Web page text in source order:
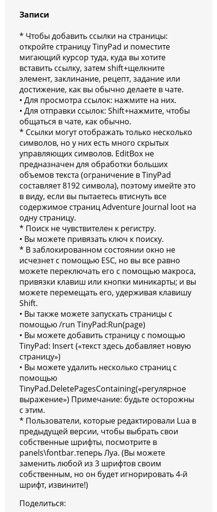
Записи
* Чтобы добавить ссылки на страницы:
откройте страницу TinyPad и поместите
мигающий курсор туда, куда вы хотите
вставить ссылку, затем shift+щелкните
элемент, заклинание, рецепт, задание или
достижение, как вы обычно делаете в чате.
• Для просмотра ссылок: нажмите на них.
• Для отправки ссылок: Shift+нажмите, чтобы
общаться в чате, как обычно.
* Ссылки могут отображать только несколько
символов, но у них есть много скрытых
управляющих символов. EditBox не
предназначен для обработки больших
объемов текста (ограничение в TinyPad
составляет 8192 символа), поэтому имейте это
в виду, если вы пытаетесь втиснуть все
содержимое страниц Adventure Journal loot на
одну страницу.
* Поиск не чувствителен к регистру.
• Вы можете привязать ключ к поиску.
* В заблокированном состоянии окно не
исчезнет с помощью ESC, но вы все равно
можете переключать его с помощью макроса,
привязки клавиш или кнопки миникарты; и вы
можете перемещать его, удерживая клавишу
Shift.
• Вы также можете запускать страницы с
помощью /run TinyPad:Run(page)
• Вы можете добавить страницу с помощью
TinyPad: Insert («текст здесь добавляет новую
страницу»)
• Вы можете удалить несколько страниц с
помощью
TinyPad.DeletePagesContaining(«регулярное
выражение») Примечание: будьте осторожны
с этим.
* Пользователи, которые редактировали Lua в
предыдущей версии, чтобы выбрать свои
собственные шрифты, посмотрите в
panels\fontbar.теперь Луа. (Вы можете
заменить любой из 3 шрифтов своим
собственным, но он будет игнорировать 4-й
шрифт, извините!)
Поделиться: